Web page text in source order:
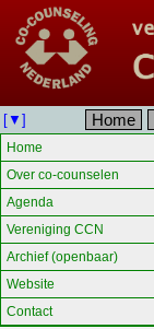
[▼] Home
Home
Over co-counselen
Agenda
Vereniging CCN
Archief (openbaar)
Website
Contact